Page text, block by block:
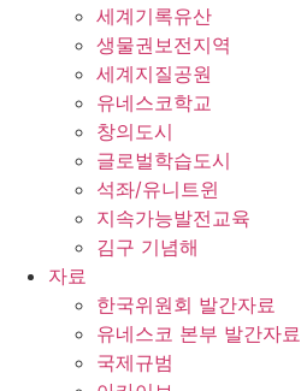
세계기록유산
생물권보전지역
세계지질공원
유네스코학교
창의도시
글로벌학습도시
석좌/유니트윈
지속가능발전교육
김구 기념해
자료
한국위원회 발간자료
유네스코 본부 발간자료
국제규범